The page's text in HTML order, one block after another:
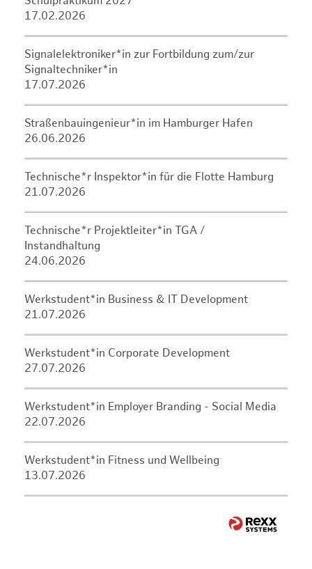
17.02.2026
Signalelektroniker*in zur Fortbildung zum/zur
Signaltechniker*in
17.07.2026
Straßenbauingenieur*in im Hamburger Hafen
26.06.2026
Technische*r Inspektor*in für die Flotte Hamburg
21.07.2026
Technische*r Projektleiter*in TGA /
Instandhaltung
24.06.2026
Werkstudent*in Business & IT Development
21.07.2026
Werkstudent*in Corporate Development
27.07.2026
Werkstudent*in Employer Branding - Social Media
22.07.2026
Werkstudent*in Fitness und Wellbeing
13.07.2026